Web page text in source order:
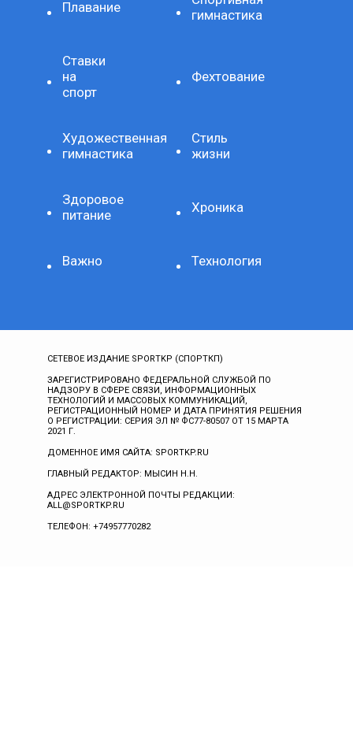
Плавание
гимнастика
Ставки
на
спорт
Фехтование
Художественная
гимнастика
Стиль
жизни
Здоровое
питание
Хроника
Важно Технология
СЕТЕВОЕ ИЗДАНИЕ SPORTKP (СПОРТКП)
ЗАРЕГИСТРИРОВАНО ФЕДЕРАЛЬНОЙ СЛУЖБОЙ ПО
НАДЗОРУ В СФЕРЕ СВЯЗИ, ИНФОРМАЦИОННЫХ
ТЕХНОЛОГИЙ И МАССОВЫХ КОММУНИКАЦИЙ,
РЕГИСТРАЦИОННЫЙ НОМЕР И ДАТА ПРИНЯТИЯ РЕШЕНИЯ
О РЕГИСТРАЦИИ: СЕРИЯ ЭЛ № ФС77-80507 ОТ 15 МАРТА
2021 Г.
ДОМЕННОЕ ИМЯ САЙТА: SPORTKP.RU
ГЛАВНЫЙ РЕДАКТОР: МЫСИН Н.Н.
АДРЕС ЭЛЕКТРОННОЙ ПОЧТЫ РЕДАКЦИИ:
ALL@SPORTKP.RU
ТЕЛЕФОН: +74957770282